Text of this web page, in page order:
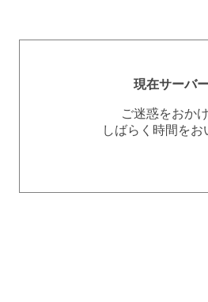
現在サーバ
ご迷惑をおか
しばらく時間を